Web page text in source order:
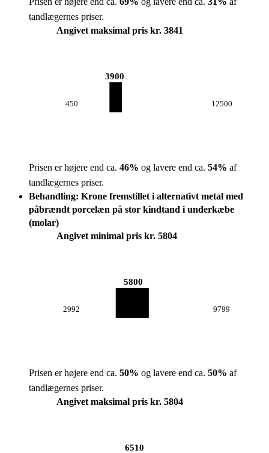
tandlægernes priser.
Angivet maksimal pris kr. 3841
450
3900
12500
Prisen er højere end ca. 46% og lavere end ca. 54% af
tandlægernes priser.
Behandling: Krone fremstillet i alternativt metal med
påbrændt porcelæn på stor kindtand i underkæbe
(molar)
Angivet minimal pris kr. 5804
2992
5800
9799
Prisen er højere end ca. 50% og lavere end ca. 50% af
tandlægernes priser.
Angivet maksimal pris kr. 5804
6510